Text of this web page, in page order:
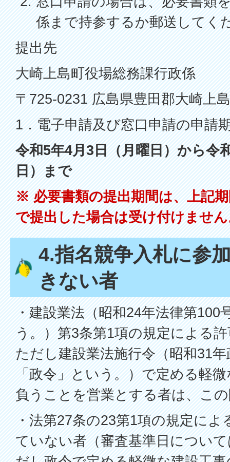
係まで持参するか郵送してく
提出先
大崎上島町役場総務課行政係
〒725-0231 広島県豊田郡大崎上
1．電子申請及び窓口申請の申請
令和5年4月3日（月曜日）から令
日）まで
※ 必要書類の提出期間は、上記
で提出した場合は受け付けませ
4.指名競争入札に参
きない者
・建設業法（昭和24年法律第100
う。）第3条第1項の規定による
ただし建設業法施行令（昭和31
「政令」という。）で定める軽
負うことを営業とする者は、こ
・法第27条の23第1項の規定によ
ていない者（審査基準日につい